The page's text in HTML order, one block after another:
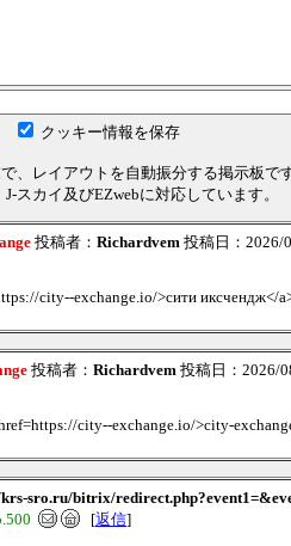
クッキー情報を保存
、レイアウトを自動振分する掲示板で
スカイ及びEZwebに対応しています。
投稿者： Richardvem 投稿日：2026/
city--exchange.io/>сити иксчендж</
投稿者： Richardvem 投稿日：2026/
city--exchange.io/>city-
sro.ru/bitrix/
[返信]